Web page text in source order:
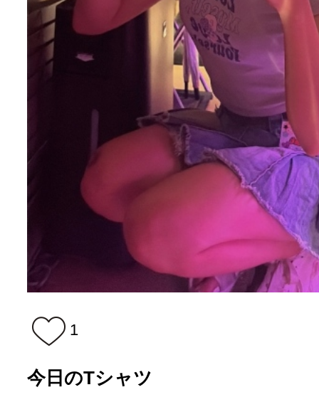
1
今日のTシャツ